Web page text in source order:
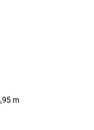
m